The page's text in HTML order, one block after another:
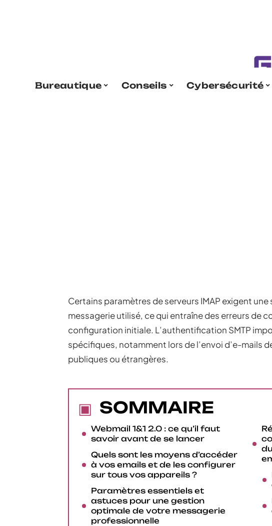
Bureautique Conseils Cybersécurité
Certains paramètres de serveurs IMAP exigent
messagerie utilisé, ce qui entraîne des erreurs de
configuration initiale. L’authentification SMTP
spécifiques, notamment lors de l’envoi d’e-mails
publiques ou étrangères.
SOMMAIRE
Webmail 1&1 2.0 : ce qu’il faut
savoir avant de se lancer
Quels sont les moyens d’accéder
à vos emails et de les configurer
sur tous vos appareils ?
Paramètres essentiels et
astuces pour une gestion
optimale de votre messagerie
professionnelle